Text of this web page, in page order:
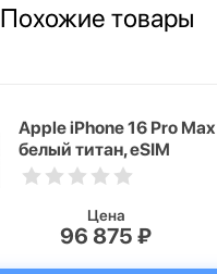
Похожие товары
Apple iPhone 16 Pro Max
белый титан, eSIM
Цена
96 875 ₽